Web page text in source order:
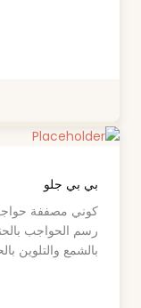
بي بي جلو
كوني مصففة
رسم الحواجب
بالشمع والتلوين